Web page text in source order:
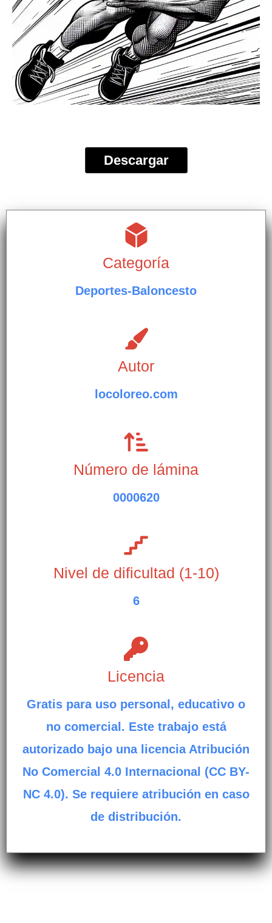
Descargar
Categoría
Deportes-Baloncesto
Autor
locoloreo.com
Número de lámina
0000620
Nivel de dificultad (1-10)
6
Licencia
Gratis para uso personal, educativo o
no comercial. Este trabajo está
autorizado bajo una licencia Atribución
No Comercial 4.0 Internacional (CC BY-
NC 4.0). Se requiere atribución en caso
de distribución.